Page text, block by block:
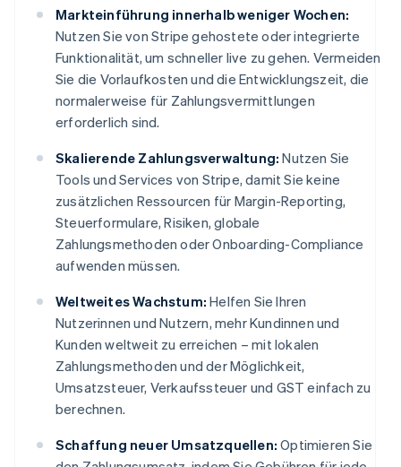
Markteinführung innerhalb weniger Wochen:
Nutzen Sie von Stripe gehostete oder integrierte
Funktionalität, um schneller live zu gehen. Vermeiden
Sie die Vorlaufkosten und die Entwicklungszeit, die
normalerweise für Zahlungsvermittlungen
erforderlich sind.
Skalierende Zahlungsverwaltung: Nutzen Sie
Tools und Services von Stripe, damit Sie keine
zusätzlichen Ressourcen für Margin-Reporting,
Steuerformulare, Risiken, globale
Zahlungsmethoden oder Onboarding-Compliance
aufwenden müssen.
Weltweites Wachstum: Helfen Sie Ihren
Nutzerinnen und Nutzern, mehr Kundinnen und
Kunden weltweit zu erreichen – mit lokalen
Zahlungsmethoden und der Möglichkeit,
Umsatzsteuer, Verkaufssteuer und GST einfach zu
berechnen.
Schaffung neuer Umsatzquellen: Optimieren Sie